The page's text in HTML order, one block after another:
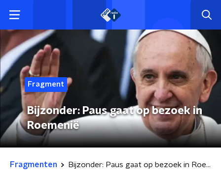
Fragment
Bijzonder: Paus gaat op bezoek in
Roemenië
Fragmenten Bijzonder: Paus gaat op bezoek in Roemenië